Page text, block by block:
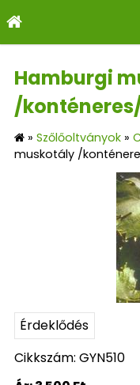
Hamburgi
/
» Szőlőoltványok »
muskotály /
Érdeklődés
Cikkszám: GYN510